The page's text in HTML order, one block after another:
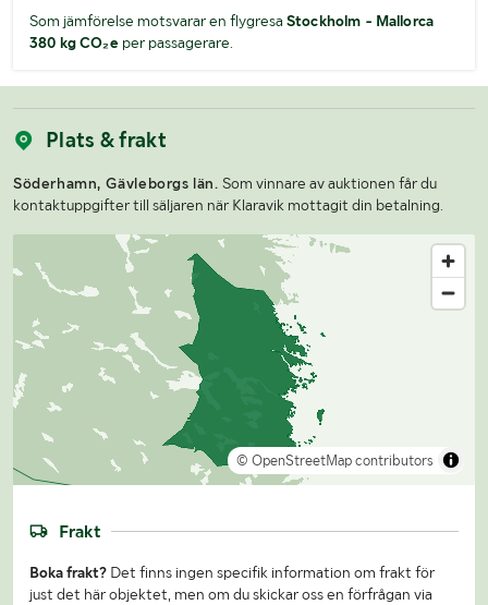
Som jämförelse motsvarar en flygresa Stockholm - Mallorca
380 kg CO₂eper passagerare.
Plats & frakt
Söderhamn, Gävleborgs län. Som vinnare av auktionen får du
kontaktuppgifter till säljaren när Klaravik mottagit din betalning.
© OpenStreetMap contributors
Frakt
Boka frakt? Det finns ingen specifik information om frakt för
just det här objektet, men om du skickar oss en förfrågan via